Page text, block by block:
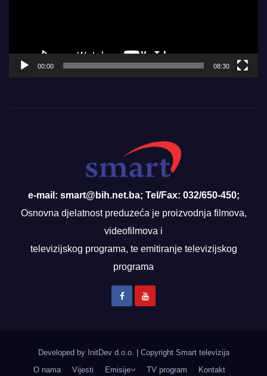
00:00 08:30
e-mail: smart@bih.net.ba; Tel/Fax: 032/650-450;
Osnovna djelatnost preduzeća je proizvodnja filmova,
videofilmova i
televizijskog programa, te emitiranje televizijskog
programa
Developed by InitDev d.o.o.
Copyright Smart televizija
O nama
Vijesti Emisije TV program Kontakt